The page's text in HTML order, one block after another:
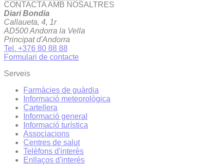
CONTACTA AMB NOSALTRES
Diari Bondia
Callaueta, 4, 1r
AD500 Andorra la Vella
Principat d'Andorra
Tel. +376 80 88 88
Formulari de contacte
Serveis
Farmàcies de guàrdia
Informació meteorològica
Cartellera
Informació general
Informació turística
Associacions
Centres de salut
Telèfons d'interès
Enllaços d'interés